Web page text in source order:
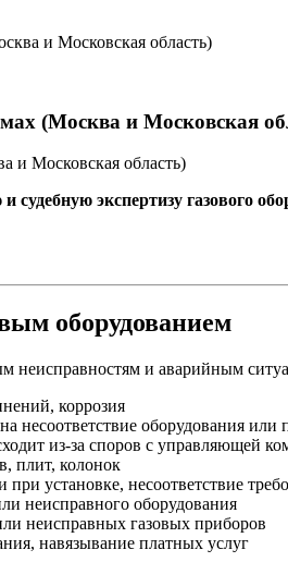
и Московская область)
(Москва и Московская
судебную экспертизу газового
оборудованием
неисправностям и аварийным
коррозия
несоответствие оборудования
из-за споров с управляющей
плит, колонок
при установке, несоответствие
неисправного оборудования
неисправных газовых приборов
навязывание платных услуг